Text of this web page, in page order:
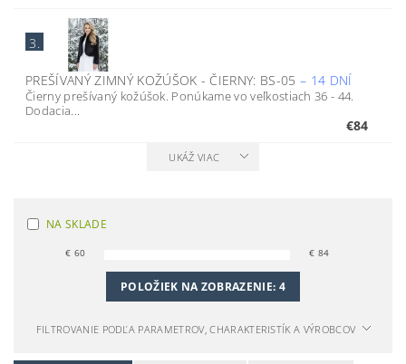
3.
PREŠÍVANÝ ZIMNÝ KOŽÚŠOK - ČIERNY: BS-05 – 14 DNÍ
Čierny prešívaný kožúšok. Ponúkame vo veľkostiach 36 - 44.
Dodacia...
€84
UKÁŽ VIAC
NA SKLADE
€ 60 € 84
POLOŽIEK NA ZOBRAZENIE: 4
FILTROVANIE PODĽA PARAMETROV, CHARAKTERISTÍK A VÝROBCOV